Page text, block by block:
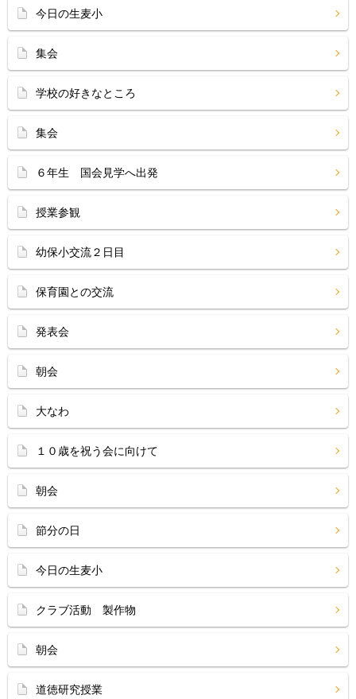
今日の生麦小
集会
学校の好きなところ
集会
６年生 国会見学へ出発
授業参観
幼保小交流２日目
保育園との交流
発表会
朝会
大なわ
１０歳を祝う会に向けて
朝会
節分の日
今日の生麦小
クラブ活動 製作物
朝会
道徳研究授業